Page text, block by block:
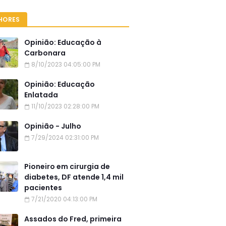
Opinião: Educação à
Carbonara
8/10/2023 04:05:00 PM
Opinião: Educação
Enlatada
11/10/2023 02:28:00 PM
Opinião - Julho
7/29/2024 02:31:00 PM
Pioneiro em cirurgia de
diabetes, DF atende 1,4 mil
pacientes
7/21/2020 04:13:00 PM
Assados do Fred, primeira